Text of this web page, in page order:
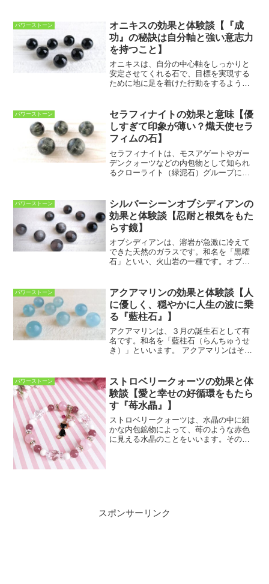
れた新種の石であるため、まだ日本の市
場ではほとんど流通し...
パワーストーン
オニキスの効果と体験談【『成
功』の秘訣は自分軸と強い意志力
を持つこと】
オニキスは、自分の中心軸をしっかりと
安定させてくれる石で、目標を実現する
ために地に足を着けた行動をするよう導
るための忍耐力や意志力を向上させ、や
り遂げる力を与えてくれま...
パワーストーン
セラフィナイトの効果と意味【優
しすぎて印象が薄い？熾天使セラ
フィムの石】
セラフィナイトは、モスアゲートやガー
デンクォーツなどの内包物として知られ
るクローライト（緑泥石）グループに属
の羽のようなシルバーの光沢が見られる
のが特徴です。セラフィナ...
パワーストーン
シルバーシーンオブシディアンの
効果と体験談【忍耐と根気をもた
らす鏡】
オブシディアンは、溶岩が急激に冷えて
できた天然のガラスです。和名を「黒曜
石」といい、火山岩の一種です。オブシ
よっては透明感が見られることもありま
す。シルバーシーンオブシ...
パワーストーン
アクアマリンの効果と体験談【人
に優しく、穏やかに人生の波に乗
る『藍柱石』】
アクアマリンは、３月の誕生石として有
名です。和名を「藍柱石（らんちゅうせ
き）」といいます。 アクアマリンはその
ため、周りの人に対しても優しく穏やか
な気持ちで接することがで...
パワーストーン
ストロベリークォーツの効果と体
験談【愛と幸せの好循環をもたら
す『苺水晶』】
ストロベリークォーツは、水晶の中に細
かな内包鉱物によって、苺のような赤色
に見える水晶のことをいいます。そのか
スポンサーリンク